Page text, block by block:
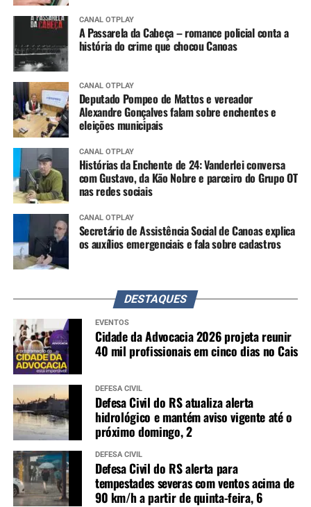
CANAL OTPLAY
A Passarela da Cabeça – romance policial conta a
história do crime que chocou Canoas
CANAL OTPLAY
Deputado Pompeo de Mattos e vereador
Alexandre Gonçalves falam sobre enchentes e
eleições municipais
CANAL OTPLAY
Histórias da Enchente de 24: Vanderlei conversa
com Gustavo, da Kão Nobre e parceiro do Grupo OT
nas redes sociais
CANAL OTPLAY
Secretário de Assistência Social de Canoas explica
os auxílios emergenciais e fala sobre cadastros
DESTAQUES
EVENTOS
Cidade da Advocacia 2026 projeta reunir
40 mil profissionais em cinco dias no Cais
DEFESA CIVIL
Defesa Civil do RS atualiza alerta
hidrológico e mantém aviso vigente até o
próximo domingo, 2
DEFESA CIVIL
Defesa Civil do RS alerta para
tempestades severas com ventos acima de
90 km/h a partir de quinta-feira, 6